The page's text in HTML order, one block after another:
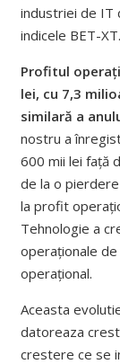
industriei de IT
indicele BET-XT.
Profitul
lei, cu 7,3
similară a
nostru a
600 mii lei față
de la o
la profit
Tehnologie a
operaționale
operațional.
Aceasta
datoreaza
crestere ce se